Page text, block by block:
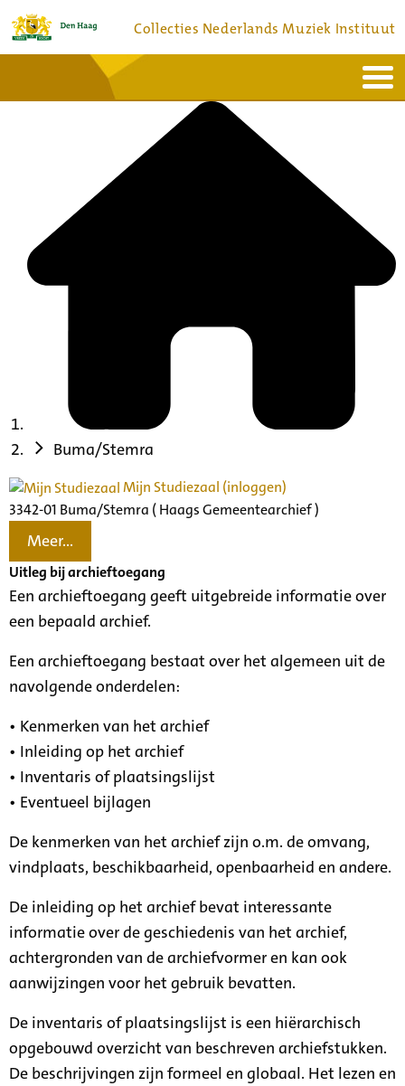
Collecties Nederlands Muziek Instituut
Bronnen en collecties
Buma/Stemra
Mijn Studiezaal (inloggen)
3342-01 Buma/Stemra ( Haags Gemeentearchief )
Meer...
Uitleg bij archieftoegang
Een archieftoegang geeft uitgebreide informatie over
een bepaald archief.
Een archieftoegang bestaat over het algemeen uit de
navolgende onderdelen:
• Kenmerken van het archief
• Inleiding op het archief
• Inventaris of plaatsingslijst
• Eventueel bijlagen
De kenmerken van het archief zijn o.m. de omvang,
vindplaats, beschikbaarheid, openbaarheid en andere.
De inleiding op het archief bevat interessante
informatie over de geschiedenis van het archief,
achtergronden van de archiefvormer en kan ook
aanwijzingen voor het gebruik bevatten.
De inventaris of plaatsingslijst is een hiërarchisch
opgebouwd overzicht van beschreven archiefstukken.
De beschrijvingen zijn formeel en globaal. Het lezen en